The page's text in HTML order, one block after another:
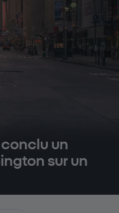
conclu un
sur un